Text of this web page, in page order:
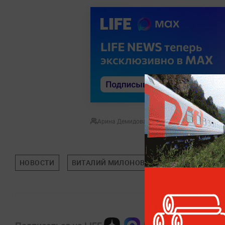
Арина Демидова
НОВОСТИ ВИТАЛИЙ МИЛОНОВ ЗАРЯДЬЕ